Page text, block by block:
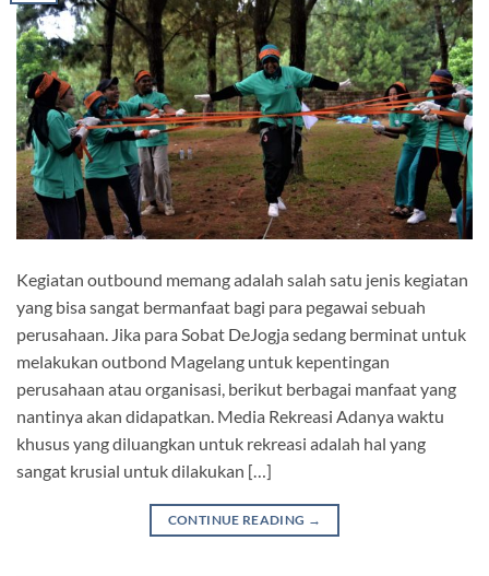
Kegiatan outbound memang adalah salah satu jenis kegiatan
yang bisa sangat bermanfaat bagi para pegawai sebuah
perusahaan. Jika para Sobat DeJogja sedang berminat untuk
melakukan outbond Magelang untuk kepentingan
perusahaan atau organisasi, berikut berbagai manfaat yang
nantinya akan didapatkan. Media Rekreasi Adanya waktu
khusus yang diluangkan untuk rekreasi adalah hal yang
sangat krusial untuk dilakukan […]
CONTINUE READING →